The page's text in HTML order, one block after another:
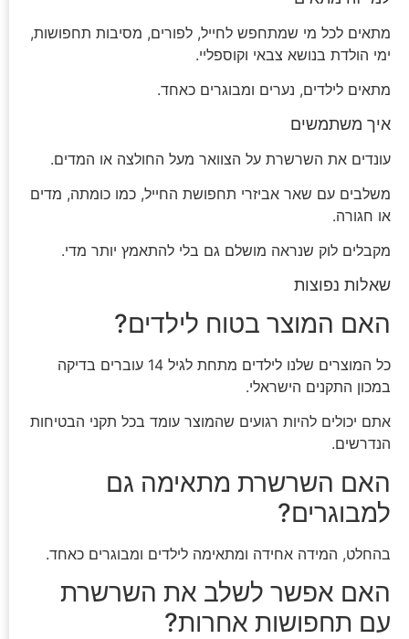
מתאים לכל מי שמתחפש לחייל, לפורים, מסיבות תחפושות,
ימי הולדת בנושא צבאי וקוספליי.
מתאים לילדים, נערים ומבוגרים כאחד.
איך משתמשים
עונדים את השרשרת על הצוואר מעל החולצה או המדים.
משלבים עם שאר אביזרי תחפושת החייל, כמו כומתה, מדים
או חגורה.
מקבלים לוק שנראה מושלם גם בלי להתאמץ יותר מדי.
שאלות נפוצות
האם המוצר בטוח לילדים?
כל המוצרים שלנו לילדים מתחת לגיל 14 עוברים בדיקה
במכון התקנים הישראלי.
אתם יכולים להיות רגועים שהמוצר עומד בכל תקני הבטיחות
הנדרשים.
האם השרשרת מתאימה גם
למבוגרים?
בהחלט, המידה אחידה ומתאימה לילדים ומבוגרים כאחד.
האם אפשר לשלב את השרשרת
עם תחפושות אחרות?